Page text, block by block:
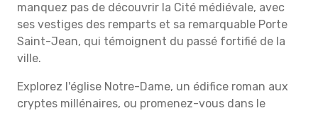
manquez pas de découvrir la Cité médiévale, avec
ses vestiges des remparts et sa remarquable Porte
Saint-Jean, qui témoignent du passé fortifié de la
ville.
Explorez l'église Notre-Dame, un édifice roman aux
cryptes millénaires, ou promenez-vous dans le